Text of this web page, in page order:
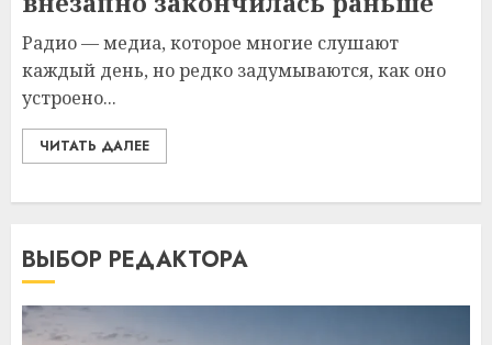
Радио — медиа, которое многие слушают
каждый день, но редко задумываются, как оно
устроено...
ЧИТАТЬ ДАЛЕЕ
ВЫБОР РЕДАКТОРА